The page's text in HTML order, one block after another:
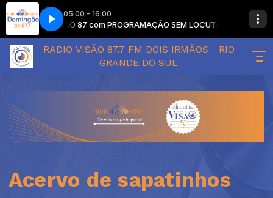
05:00 - 16:00
DOMINGÃO 87 com PROGRAMAÇÃO SEM LOCUTOR
RADIO VISÃO 87.7 FM DOIS IRMÃOS - RIO
GRANDE DO SUL
Acervo de sapatinhos